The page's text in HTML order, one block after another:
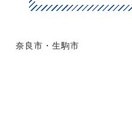
奈良市・生駒市